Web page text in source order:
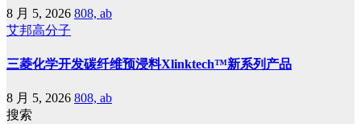
8 月 5, 2026 808, ab
艾邦高分子
三菱化学开发碳纤维预浸料Xlinktech™新系列产品
8 月 5, 2026 808, ab
搜索